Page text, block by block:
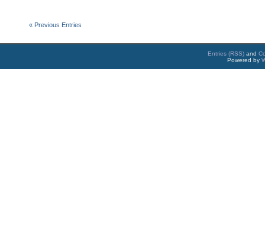
« Previous Entries
Entries (RSS) and
Powered by